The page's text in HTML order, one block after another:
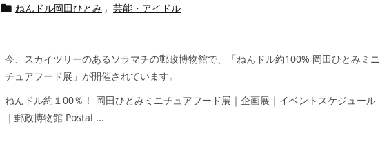
 ねんドル岡田ひとみ , 芸能・アイドル
今、スカイツリーのあるソラマチの郵政博物館で、「ねんドル約100% 岡田ひとみミニ
チュアフード展」が開催されています。
ねんドル約１00％！ 岡田ひとみミニチュアフード展｜企画展｜イベントスケジュール
｜郵政博物館 Postal ...